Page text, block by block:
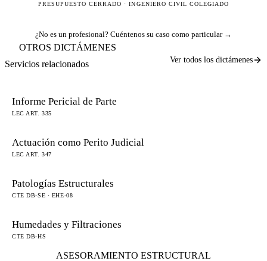
PRESUPUESTO CERRADO · INGENIERO CIVIL COLEGIADO
¿No es un profesional? Cuéntenos su caso como particular →
OTROS DICTÁMENES
Servicios relacionados
Ver todos los dictámenes
Informe Pericial de Parte
LEC ART. 335
Actuación como Perito Judicial
LEC ART. 347
Patologías Estructurales
CTE DB-SE · EHE-08
Humedades y Filtraciones
CTE DB-HS
ASESORAMIENTO ESTRUCTURAL